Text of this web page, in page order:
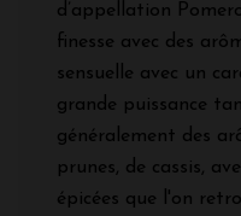
d’appellation
finesse avec des
sensuelle avec un
grande puissance
généralement des
prunes, de cassis,
épicées que l'on